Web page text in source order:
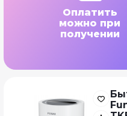
Оплатить
можно при
получении